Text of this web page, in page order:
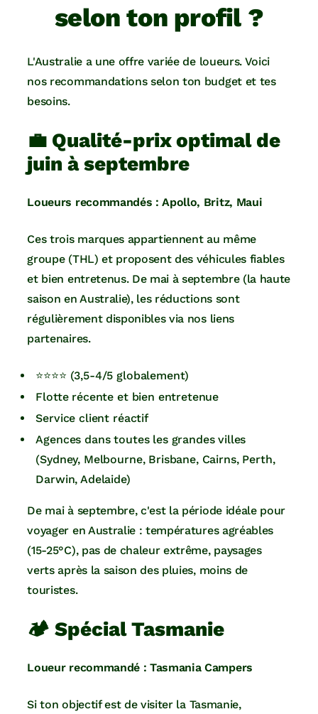
selon ton profil ?
L'Australie a une offre variée de loueurs. Voici
nos recommandations selon ton budget et tes
besoins.
💼 Qualité-prix optimal de
juin à septembre
Loueurs recommandés : Apollo, Britz, Maui
Ces trois marques appartiennent au même
groupe (THL) et proposent des véhicules fiables
et bien entretenus. De mai à septembre (la haute
saison en Australie), les réductions sont
régulièrement disponibles via nos liens
partenaires.
⭐⭐⭐⭐ (3,5-4/5 globalement)
Flotte récente et bien entretenue
Service client réactif
Agences dans toutes les grandes villes
(Sydney, Melbourne, Brisbane, Cairns, Perth,
Darwin, Adelaide)
De mai à septembre, c'est la période idéale pour
voyager en Australie : températures agréables
(15-25°C), pas de chaleur extrême, paysages
verts après la saison des pluies, moins de
touristes.
🏕️ Spécial Tasmanie
Loueur recommandé : Tasmania Campers
Si ton objectif est de visiter la Tasmanie,